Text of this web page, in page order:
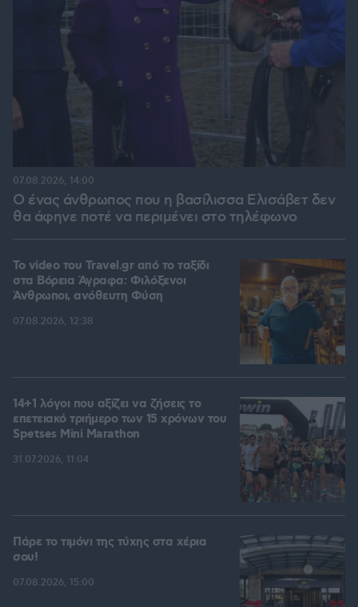
Ο ένας άνθρωπος που η βασίλισσα Ελισάβετ δεν
θα άφηνε ποτέ να περιμένει στο τηλέφωνο
07.08.2026, 14:00
To video του Travel.gr από το ταξίδι
στα Βόρεια Άγραφα: Φιλόξενοι
Άνθρωποι, ανόθευτη Φύση
07.08.2026, 12:38
14+1 λόγοι που αξίζει να ζήσεις το
επετειακό τριήμερο των 15 χρόνων του
Spetses Mini Marathon
31.07.2026, 11:04
Πάρε το τιμόνι της τύχης στα χέρια
σου!
07.08.2026, 15:00